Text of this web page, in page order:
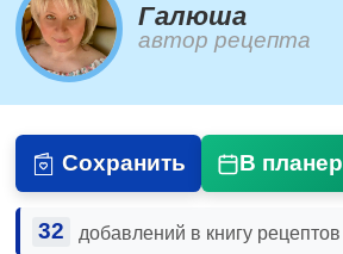
Галюша
автор рецепта
Сохранить В планер
32 добавлений в книгу рецептов